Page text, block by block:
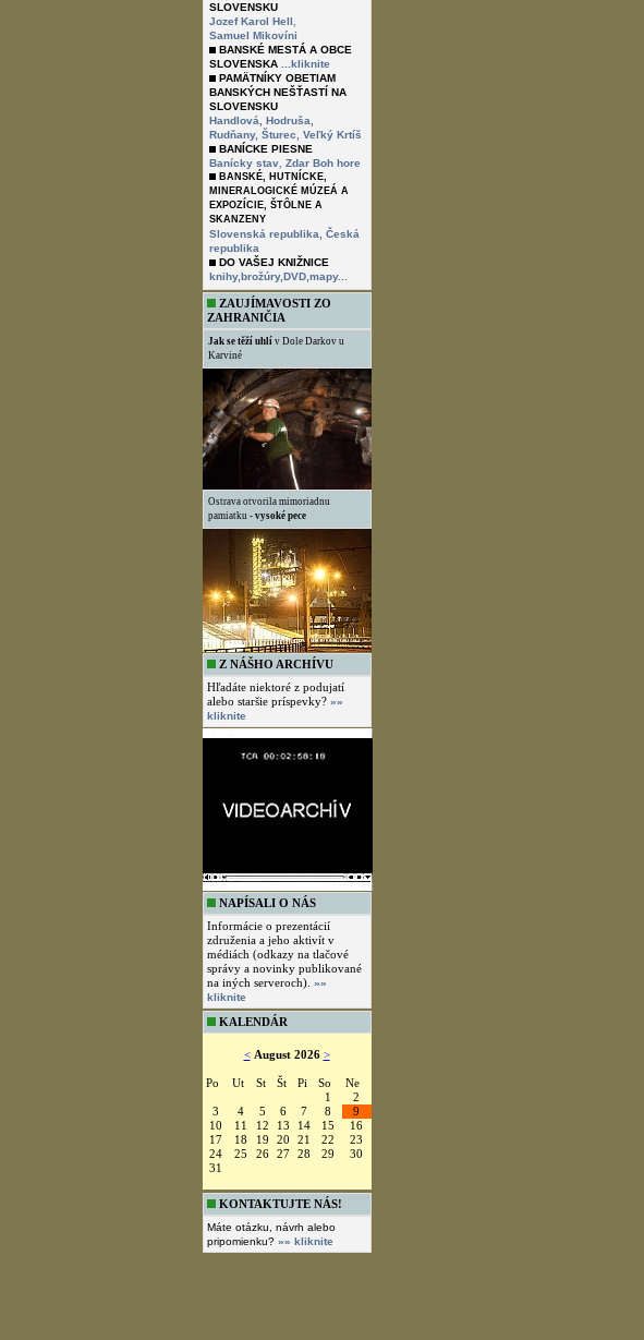
SLOVENSKU
Jozef Karol Hell
Samuel Mikovíni
BANSKÉ MESTÁ A OBCE
SLOVENSKA
...kliknite
PAMÄTNÍKY OBETIAM
BANSKÝCH NEŠŤASTÍ NA
SLOVENSKU
Handlová,
Hodruša,
Rudňany, Šturec,
Veľký Krtíš
BANÍCKE PIESNE
Banícky stav, Zdar Boh hore
BANSKÉ, HUTNÍCKE,
MINERALOGICKÉ MÚZEÁ A
EXPOZÍCIE, ŠTÔLNE A
SKANZENY
Slovenská republika,
Česká
republika
DO VAŠEJ KNIŽNICE
knihy,brožúry,DVD,mapy...
ZAUJÍMAVOSTI ZO
ZAHRANIČIA
Jak se těží uhlív Dole Darkov u
Karviné
Ostrava otvorila mimoriadnu
pamiatku -vysoké pece
Z NÁŠHO ARCHÍVU
Hľadáte niektoré z podujatí
alebo staršie príspevky? »»
kliknite
NAPÍSALI O NÁS
Informácie o prezentácií
združenia a jeho aktivít v
médiách (odkazy na tlačové
správy a novinky publikované
na iných serveroch). »»
kliknite
KALENDÁR
< August 2026 >
Po Ut St Št Pi So
Ne
1
2
3
4 5 6 7 8
9
10
11 12 13 14 15
16
17
18 19 20 21 22
23
24
25 26 27 28 29
30
31
KONTAKTUJTE NÁS!
Máte otázku, návrh alebo
pripomienku? »» kliknite